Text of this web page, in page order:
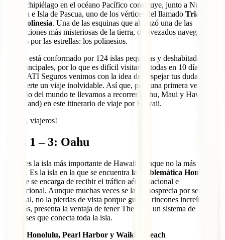
Este archipiélago en el océano Pacífico constituye, junto a Nueva
Zelanda e Isla de Pascua, uno de los vértices del llamado Triángulo
de la Polinesia. Una de las esquinas que alcanzó una de las
civilizaciones más misteriosas de la tierra, de avezados navegantes
guiados por las estrellas: los polinesios.
Hawaii está conformado por 124 islas pequeñas y deshabitadas y 8
islas principales, por lo que es difícil visitarlas todas en 10 días. Pero
desde IATI Seguros venimos con la idea de despejar tus dudas y
proponerte un viaje inolvidable. Así que, para una primera vez al
otro lado del mundo te llevamos a recorrer Oahu, Maui y Hawái
(Big Island) en este itinerario de viaje por Hawaii.
¡Aloha, viajeros!
Días 1 – 3: Oahu
es la isla más importante de Hawaii, aunque no la más
grande. Es la isla en la que se encuentra la emblemática Honolulu
y la que se encarga de recibir el tráfico aéreo nacional e
internacional. Aunque muchas veces se la menosprecia por ser la isla
principal, no la pierdas de vista porque guarda rincones increíbles.
Además, presenta la ventaja de tener The Bus, un sistema de
autobuses que conecta toda la isla.
Día 1: Honolulu, Pearl Harbor y Waikiki Beach